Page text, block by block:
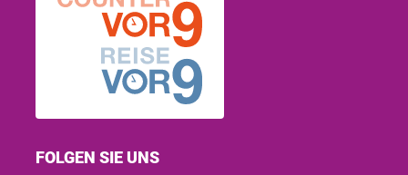
FOLGEN SIE UNS